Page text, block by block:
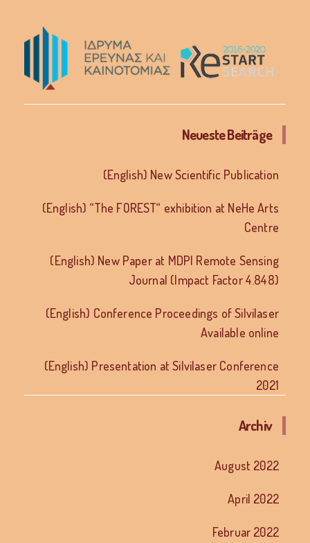
Neueste Beiträge
(English) New Scientific Publication
(English) “The FOREST“ exhibition at NeHe Arts
Centre
(English) New Paper at MDPI Remote Sensing
Journal (Impact Factor 4.848)
(English) Conference Proceedings of Silvilaser
Available online
(English) Presentation at Silvilaser Conference
2021
Archiv
August 2022
April 2022
Februar 2022